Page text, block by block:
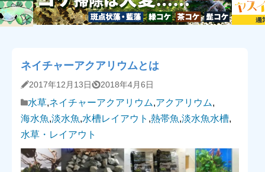
ネイチャーアクアリウムとは
2017年12月13日 2018年4月6日
水草,ネイチャーアクアリウム,アクアリウム,
海水魚,淡水魚,水槽レイアウト ,熱帯魚,淡水魚水槽,
水草・レイアウト